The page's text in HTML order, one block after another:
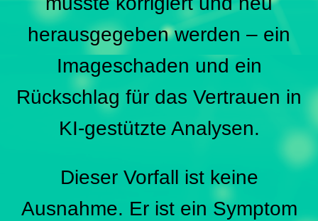
herausgegeben werden – ein
Imageschaden und ein
Rückschlag für das Vertrauen in
KI-gestützte Analysen.
Dieser Vorfall ist keine
Ausnahme. Er ist ein Symptom